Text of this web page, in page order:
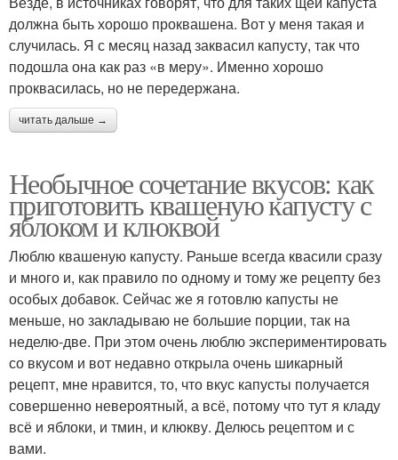
должна быть хорошо проквашена. Вот у меня такая и
случилась. Я с месяц назад заквасил капусту, так что
подошла она как раз «в меру». Именно хорошо
проквасилась, но не передержана.
читать дальше →
Необычное сочетание вкусов: как
приготовить квашеную капусту с
яблоком и клюквой
Люблю квашеную капусту. Раньше всегда квасили сразу
и много и, как правило по одному и тому же рецепту без
особых добавок. Сейчас же я готовлю капусты не
меньше, но закладываю не большие порции, так на
неделю-две. При этом очень люблю экспериментировать
со вкусом и вот недавно открыла очень шикарный
рецепт, мне нравится, то, что вкус капусты получается
совершенно невероятный, а всё, потому что тут я кладу
всё и яблоки, и тмин, и клюкву. Делюсь рецептом и с
вами.